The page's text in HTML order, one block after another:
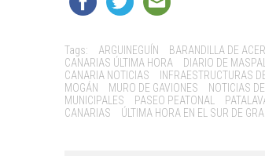
Tags: ARGUINEGUÍN BARANDILLA DE
CANARIAS ÚLTIMA HORA
DIARIO DE
CANARIA NOTICIAS
INFRAESTRUCTURAS
MOGÁN
MURO DE GAVIONES NOTICIAS
MUNICIPALES
PASEO PEATONAL
CANARIAS
ÚLTIMA HORA EN EL SUR DE